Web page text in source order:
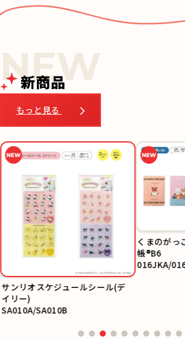
新商品
もっと見る
サンリオスケジュールシール(デ
イリー)
SA010A/SA010B
くまのがっ
帳®B6
016JKA/